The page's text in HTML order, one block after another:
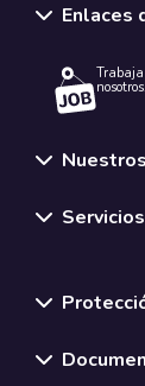
Enlaces
Trabaja
nosotros.